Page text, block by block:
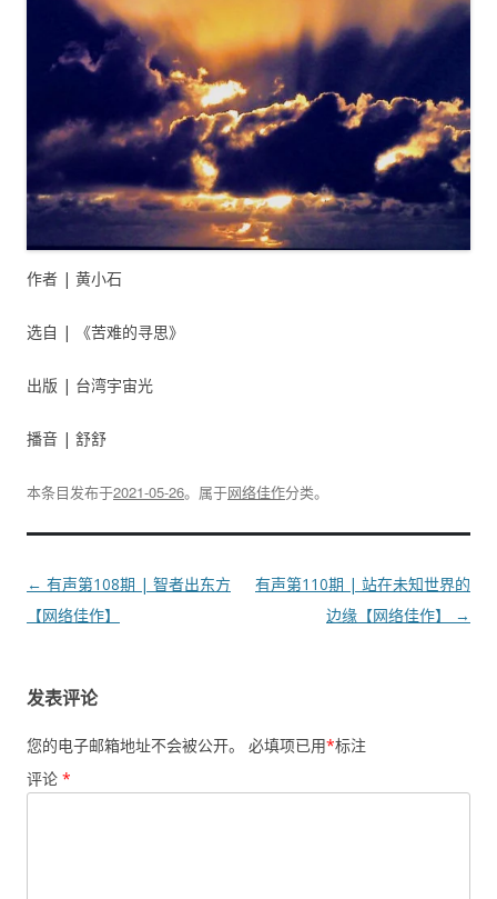
作者 | 黄小石
选自 | 《苦难的寻思》
出版 | 台湾宇宙光
播音 | 舒舒
本条目发布于2021-05-26。属于网络佳作分类。
文
章
← 有声第108期 | 智者出东方
【网络佳作】
有声第110期 | 站在未知世界的
边缘【网络佳作】
→
发表评论
您的电子邮箱地址不会被公开。 必填项已用*标注
评论 *